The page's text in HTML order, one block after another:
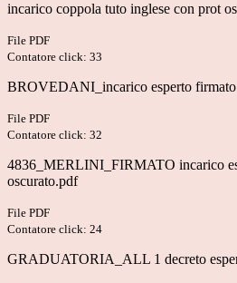
incarico coppola tuto inglese con prot
File PDF
Contatore click: 33
BROVEDANI_incarico esperto
File PDF
Contatore click: 32
4836_MERLINI_FIRMATO incarico
oscurato.pdf
File PDF
Contatore click: 24
GRADUATORIA_ALL 1 decreto